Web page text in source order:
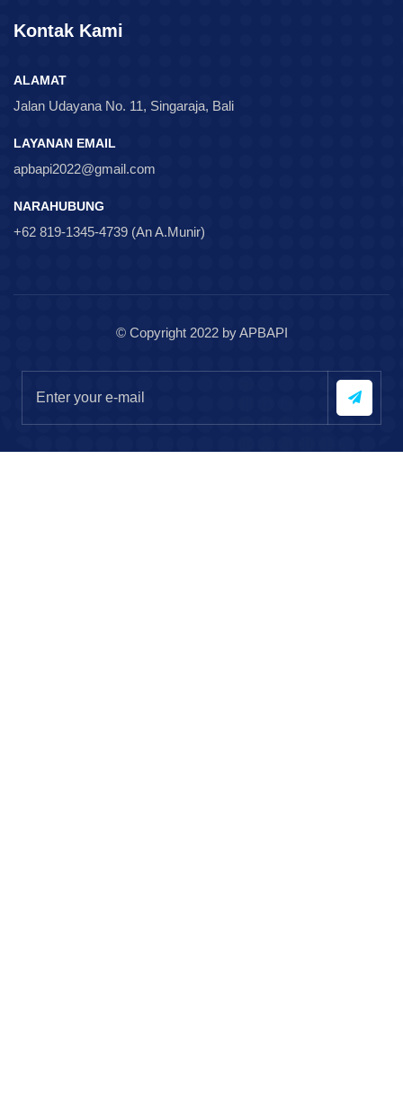
Kontak Kami
ALAMAT
Jalan Udayana No. 11, Singaraja, Bali
LAYANAN EMAIL
apbapi2022@gmail.com
NARAHUBUNG
+62 819-1345-4739 (An A.Munir)
© Copyright 2022 by APBAPI